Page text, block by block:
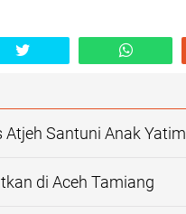
Atjeh Santuni Anak Yatim
di Aceh Tamiang